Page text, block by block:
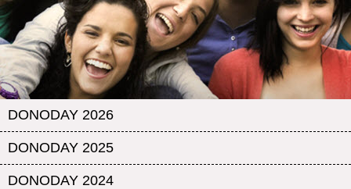
DONODAY 2026
DONODAY 2025
DONODAY 2024